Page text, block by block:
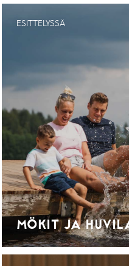
ESITTELYSSÄ
MÖKIT JA